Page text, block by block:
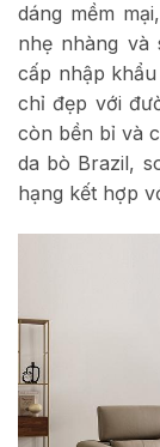
dáng mềm
nhẹ nhàng và
cấp nhập
chỉ đẹp với
còn bền bỉ và
da bò Brazil,
hạng kết hợp